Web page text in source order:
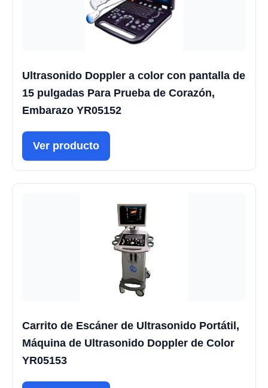
Ultrasonido Doppler a color con pantalla de
15 pulgadas Para Prueba de Corazón,
Embarazo YR05152
Ver producto
Carrito de Escáner de Ultrasonido Portátil,
Máquina de Ultrasonido Doppler de Color
YR05153